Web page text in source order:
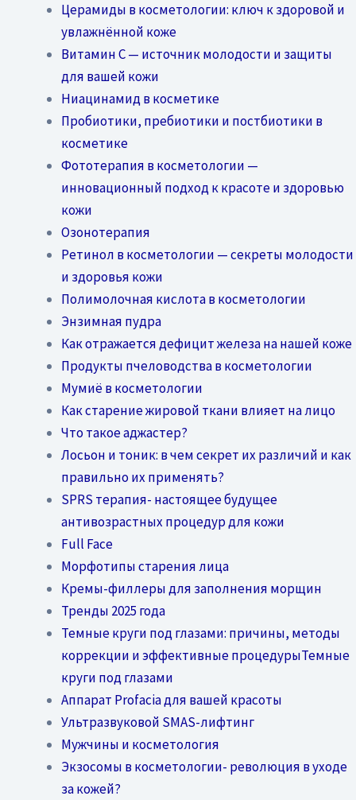
Церамиды в косметологии: ключ к здоровой и
увлажнённой коже
Витамин C — источник молодости и защиты
для вашей кожи
Ниацинамид в косметике
Пробиотики, пребиотики и постбиотики в
косметике
Фототерапия в косметологии —
инновационный подход к красоте и здоровью
кожи
Озонотерапия
Ретинол в косметологии — секреты молодости
и здоровья кожи
Полимолочная кислота в косметологии
Энзимная пудра
Как отражается дефицит железа на нашей коже
Продукты пчеловодства в косметологии
Мумиё в косметологии
Как старение жировой ткани влияет на лицо
Что такое аджастер?
Лосьон и тоник: в чем секрет их различий и как
правильно их применять?
SPRS терапия- настоящее будущее
антивозрастных процедур для кожи
Full Face
Морфотипы старения лица
Кремы-филлеры для заполнения морщин
Тренды 2025 года
Темные круги под глазами: причины, методы
коррекции и эффективные процедурыТемные
круги под глазами
Аппарат Profacia для вашей красоты
Ультразвуковой SMAS-лифтинг
Мужчины и косметология
Экзосомы в косметологии- революция в уходе
за кожей?